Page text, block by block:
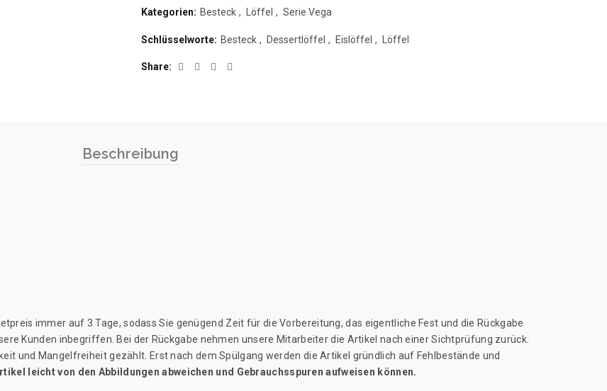
Kategorien: Besteck , Löffel , Serie Vega
Schlüsselworte: Besteck , Dessertlöffel , Eislöffel , Löffel
Share
Beschreibung
immer auf 3 Tage, sodass Sie genügend Zeit für die Vorbereitung, das eigentliche Fest und die Rückgabe
Kunden inbegriffen. Bei der Rückgabe nehmen unsere Mitarbeiter die Artikel nach einer Sichtprüfung zurück.
und Mangelfreiheit gezählt. Erst nach dem Spülgang werden die Artikel gründlich auf Fehlbestände und
leicht von den Abbildungen abweichen und Gebrauchsspuren aufweisen können.